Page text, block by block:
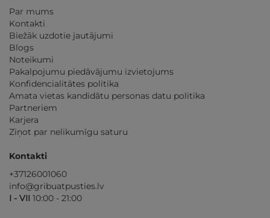
Par mums
Kontakti
Biežāk uzdotie jautājumi
Blogs
Noteikumi
Pakalpojumu piedāvājumu izvietojums
Konfidencialitātes politika
Amata vietas kandidātu personas datu politika
Partneriem
Karjera
Ziņot par nelikumīgu saturu
Kontakti
+37126001060
info@gribuatpusties.lv
I - VII 10:00 - 21:00